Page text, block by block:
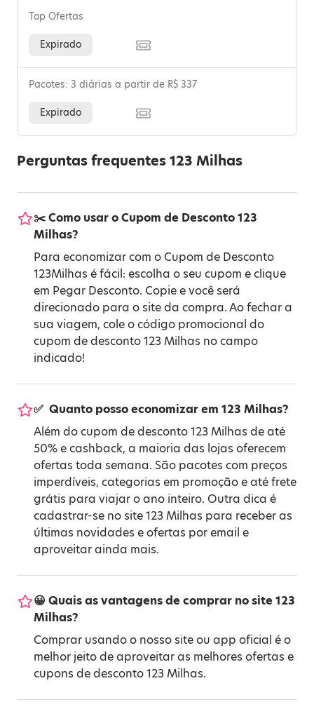
Top Ofertas
Expirado
Pacotes: 3 diárias a partir de R$ 337
Expirado
Perguntas frequentes 123 Milhas
✂️ Como usar o Cupom de Desconto 123
Milhas?
Para economizar com o Cupom de Desconto
123Milhas é fácil: escolha o seu cupom e clique
em Pegar Desconto. Copie e você será
direcionado para o site da compra. Ao fechar a
sua viagem, cole o código promocional do
cupom de desconto 123 Milhas no campo
indicado!
✅ ️ Quanto posso economizar em 123 Milhas?
Além do cupom de desconto 123 Milhas de até
50% e cashback, a maioria das lojas oferecem
ofertas toda semana. São pacotes com preços
imperdíveis, categorias em promoção e até frete
grátis para viajar o ano inteiro. Outra dica é
cadastrar-se no site 123 Milhas para receber as
últimas novidades e ofertas por email e
aproveitar ainda mais.
😀 Quais as vantagens de comprar no site 123
Milhas?
Comprar usando o nosso site ou app oficial é o
melhor jeito de aproveitar as melhores ofertas e
cupons de desconto 123 Milhas.